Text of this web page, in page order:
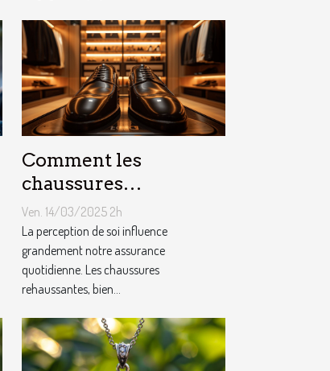
Comment les
chaussures
rehaussantes
améliorent-elles la
confiance en soi ?
Ven. 14/03/2025 2h
La perception de soi influence
grandement notre assurance
quotidienne. Les chaussures
rehaussantes, bien...